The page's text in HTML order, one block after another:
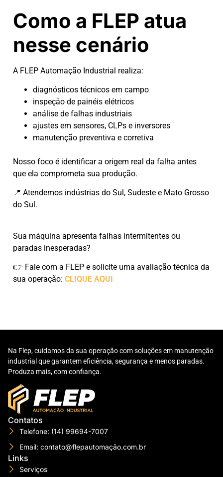
Como a FLEP atua
nesse cenário
A FLEP Automação Industrial realiza:
diagnósticos técnicos em campo
inspeção de painéis elétricos
análise de falhas industriais
ajustes em sensores, CLPs e inversores
manutenção preventiva e corretiva
Nosso foco é identificar a origem real da falha antes
que ela comprometa sua produção.
📍 Atendemos indústrias do Sul, Sudeste e Mato Grosso
do Sul.
Sua máquina apresenta falhas intermitentes ou
paradas inesperadas?
👉 Fale com a FLEP e solicite uma avaliação técnica da
sua operação: CLIQUE AQUI
Na Flep, cuidamos da sua operação com soluções em manutenção
industrial que garantem eficiência, segurança e menos paradas.
Produza mais, com confiança.
Contatos
Telefone: (14) 99694-7007
Email: contato@flepautomação.com.br
Links
Serviços